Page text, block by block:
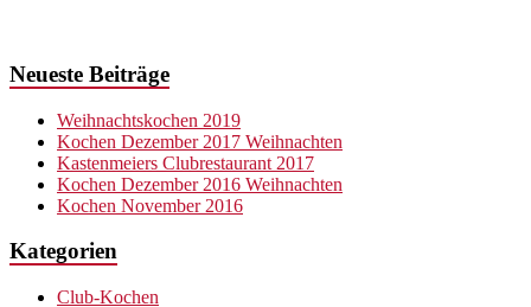
Neueste Beiträge
Weihnachtskochen 2019
Kochen Dezember 2017 Weihnachten
Kastenmeiers Clubrestaurant 2017
Kochen Dezember 2016 Weihnachten
Kochen November 2016
Kategorien
Club-Kochen